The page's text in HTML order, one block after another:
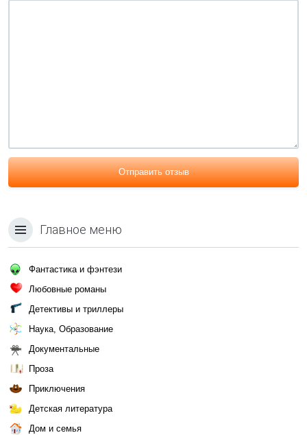
Отправить отзыв
Главное меню
Фантастика и фэнтези
Любовные романы
Детективы и триллеры
Наука, Образование
Документальные
Проза
Приключения
Детская литература
Дом и семья